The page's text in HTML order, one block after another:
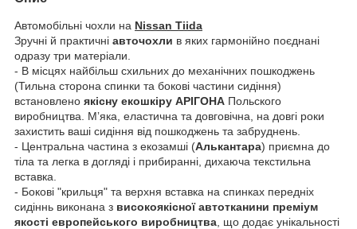
Автомобільні чохли на Nissan Tiida
Зручні й практичні авточохли в яких гармонійно поєднані
одразу три матеріали.
- В місцях найбільш схильних до механічних пошкоджень
(Тильна сторона спинки та бокові частини сидіння)
встановлено якісну екошкіру АРІГОНА Польского
виробництва. Мʼяка, еластична та довговічна, на довгі роки
захистить ваші сидіння від пошкоджень та забруднень.
- Центральна частина з екозамші (Алькантара) приємна до
тіла та легка в догляді і прибиранні, дихаюча текстильна
вставка.
- Бокові "крильця" та верхня вставка на спинках передніх
сидіннь виконана з високоякісної автотканини преміум
якості европейського виробництва , що додає унікальності